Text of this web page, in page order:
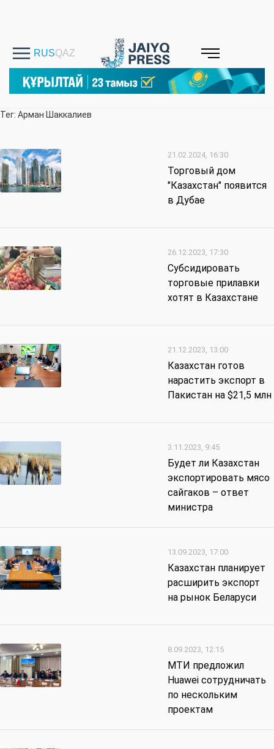
Тег: Арман Шаккалиев
21.02.2024, 16:30
Торговый дом
"Казахстан" появится
в Дубае
26.12.2023, 17:30
Субсидировать
торговые прилавки
хотят в Казахстане
21.12.2023, 13:00
Казахстан готов
нарастить экспорт в
Пакистан на $21,5 млн
3.11.2023, 9:45
Будет ли Казахстан
экспортировать мясо
сайгаков – ответ
министра
13.09.2023, 17:00
Казахстан планирует
расширить экспорт
на рынок Беларуси
8.09.2023, 12:15
МТИ предложил
Huawei сотрудничать
по нескольким
проектам